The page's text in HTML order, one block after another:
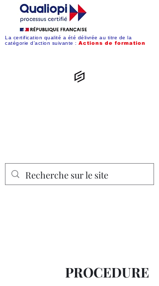
La certification qualité a été délivrée au titre de la
catégorie d'action suivante : Actions de formation
PROCEDURE